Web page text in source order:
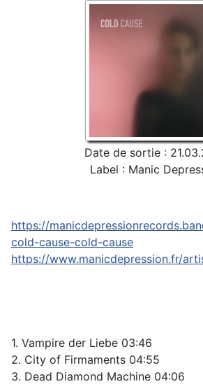
Date de sortie :
Label : Manic
https://
cold-cause-cold-cause
https://www.manicdepression.fr/
1. Vampire der Liebe 03:46
2. City of Firmaments 04:55
3. Dead Diamond Machine 04:06